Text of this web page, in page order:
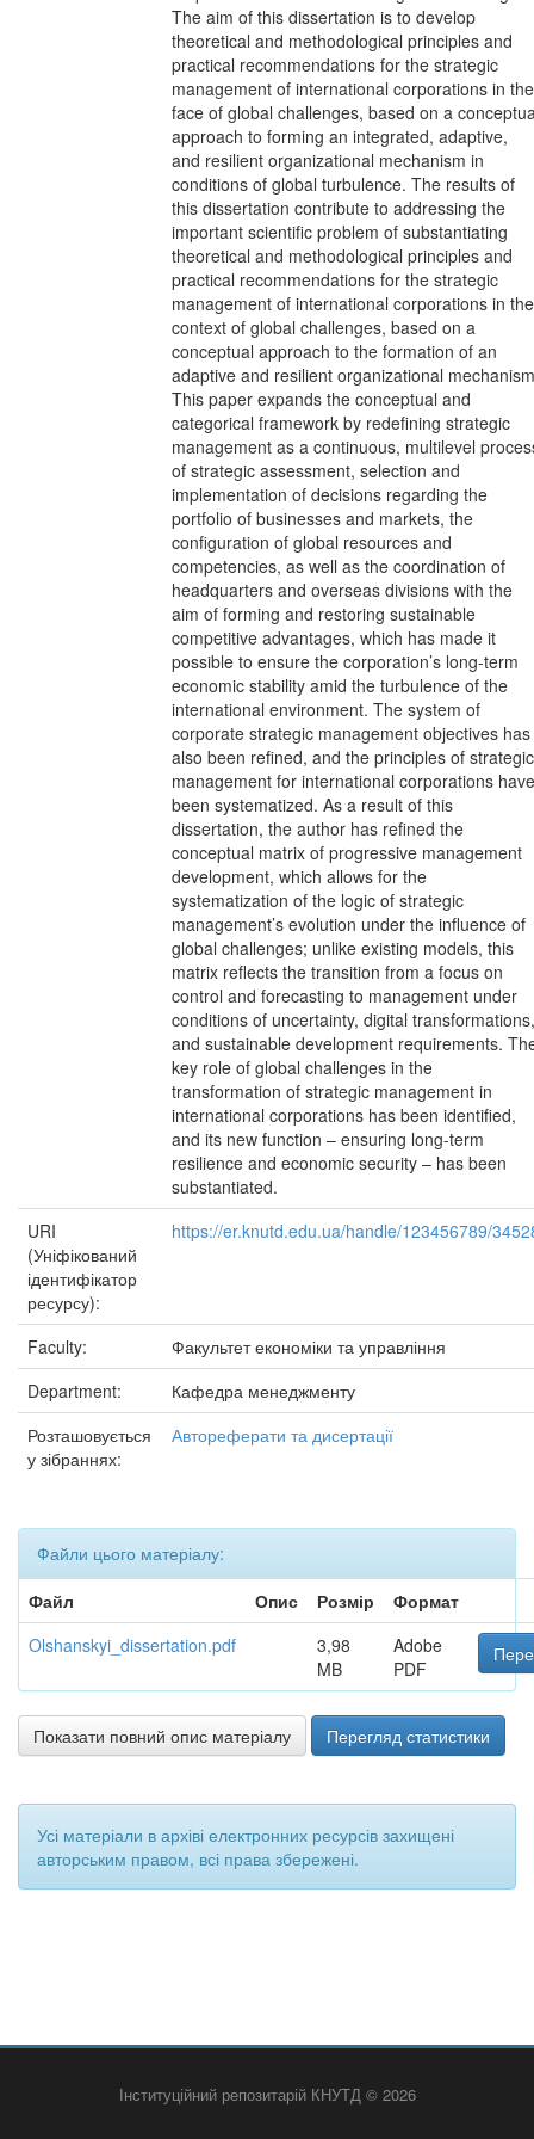
The aim of this dissertation is to develop
theoretical and methodological principles and
practical recommendations for the strategic
management of international corporations in the
face of global challenges, based on a
approach to forming an integrated, adaptive,
and resilient organizational mechanism in
conditions of global turbulence. The results of
this dissertation contribute to addressing the
important scientific problem of substantiating
theoretical and methodological principles and
practical recommendations for the strategic
management of international corporations in the
context of global challenges, based on a
conceptual approach to the formation of an
adaptive and resilient organizational
This paper expands the conceptual and
categorical framework by redefining strategic
management as a continuous, multilevel
of strategic assessment, selection and
implementation of decisions regarding the
portfolio of businesses and markets, the
configuration of global resources and
competencies, as well as the coordination of
headquarters and overseas divisions with the
aim of forming and restoring sustainable
competitive advantages, which has made it
possible to ensure the corporation’s long-term
economic stability amid the turbulence of the
international environment. The system of
corporate strategic management objectives has
also been refined, and the principles of strategic
management for international corporations have
been systematized. As a result of this
dissertation, the author has refined the
conceptual matrix of progressive management
development, which allows for the
systematization of the logic of strategic
management’s evolution under the influence of
global challenges; unlike existing models, this
matrix reflects the transition from a focus on
control and forecasting to management under
conditions of uncertainty, digital transformations,
and sustainable development requirements.
key role of global challenges in the
transformation of strategic management in
international corporations has been identified,
and its new function – ensuring long-term
resilience and economic security – has been
substantiated.
URI
(Уніфікований
ідентифікатор
ресурсу):
https://er.knutd.edu.ua/handle/123456789/
Faculty:
Факультет економіки та управління
Department:
Кафедра менеджменту
Розташовується
у зібраннях:
Автореферати та дисертації
Файли цього матеріалу:
Файл
Опис Розмір
Формат
Olshanskyi_dissertation.pdf
3,98
MB
Adobe
PDF
Показати повний опис матеріалу Перегляд статистики
Усі матеріали в архіві електронних ресурсів захищені
авторським правом, всі права збережені.
Інституційний репозитарій КНУТД © 2026